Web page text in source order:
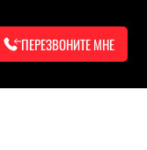
ПЕРЕЗВОНИТЕ МНЕ